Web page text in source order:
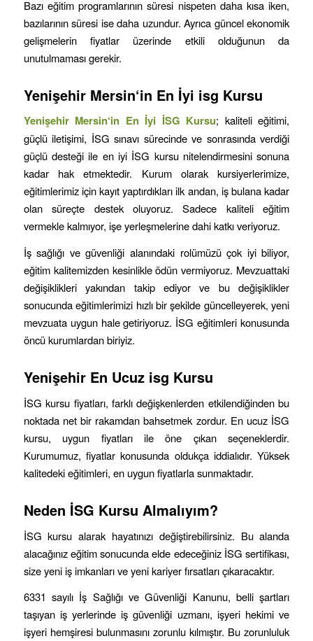
Bazı eğitim programlarının süresi nispeten daha kısa iken,
bazılarının süresi ise daha uzundur. Ayrıca güncel ekonomik
gelişmelerin fiyatlar üzerinde etkili olduğunun da
unutulmaması gerekir.
Yenişehir Mersin‘in En İyi isg Kursu
Yenişehir Mersin‘in En İyi İSG Kursu; kaliteli eğitimi,
güçlü iletişimi, İSG sınavı sürecinde ve sonrasında verdiği
güçlü desteği ile en iyi İSG kursu nitelendirmesini sonuna
kadar hak etmektedir. Kurum olarak kursiyerlerimize,
eğitimlerimiz için kayıt yaptırdıkları ilk andan, iş bulana kadar
olan süreçte destek oluyoruz. Sadece kaliteli eğitim
vermekle kalmıyor, işe yerleşmelerine dahi katkı veriyoruz.
İş sağlığı ve güvenliği alanındaki rolümüzü çok iyi biliyor,
eğitim kalitemizden kesinlikle ödün vermiyoruz. Mevzuattaki
değişiklikleri yakından takip ediyor ve bu değişiklikler
sonucunda eğitimlerimizi hızlı bir şekilde güncelleyerek, yeni
mevzuata uygun hale getiriyoruz. İSG eğitimleri konusunda
öncü kurumlardan biriyiz.
Yenişehir En Ucuz isg Kursu
İSG kursu fiyatları, farklı değişkenlerden etkilendiğinden bu
noktada net bir rakamdan bahsetmek zordur. En ucuz İSG
kursu, uygun fiyatları ile öne çıkan seçeneklerdir.
Kurumumuz, fiyatlar konusunda oldukça iddialıdır. Yüksek
kalitedeki eğitimleri, en uygun fiyatlarla sunmaktadır.
Neden İSG Kursu Almalıyım?
İSG kursu alarak hayatınızı değiştirebilirsiniz. Bu alanda
alacağınız eğitim sonucunda elde edeceğiniz İSG sertifikası,
size yeni iş imkanları ve yeni kariyer fırsatları çıkaracaktır.
6331 sayılı İş Sağlığı ve Güvenliği Kanunu, belli şartları
taşıyan iş yerlerinde iş güvenliği uzmanı, işyeri hekimi ve
işyeri hemşiresi bulunmasını zorunlu kılmıştır. Bu zorunluluk